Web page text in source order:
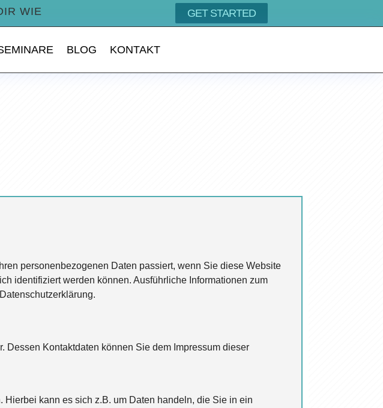
WIE GET STARTED
BLOG KONTAKT
personenbezogenen Daten passiert, wenn Sie diese Website
identifiziert werden können. Ausführliche Informationen zum
Dessen Kontaktdaten können Sie dem Impressum dieser
kann es sich z.B. um Daten handeln, die Sie in ein